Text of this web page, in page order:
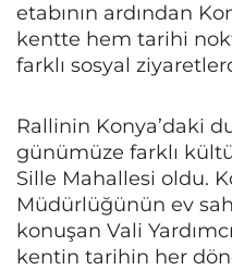
etabının ardından
kentte hem tarihi
farklı sosyal
Rallinin Konya’daki
günümüze farklı
Sille Mahallesi oldu.
Müdürlüğünün ev
konuşan Vali
kentin tarihin her